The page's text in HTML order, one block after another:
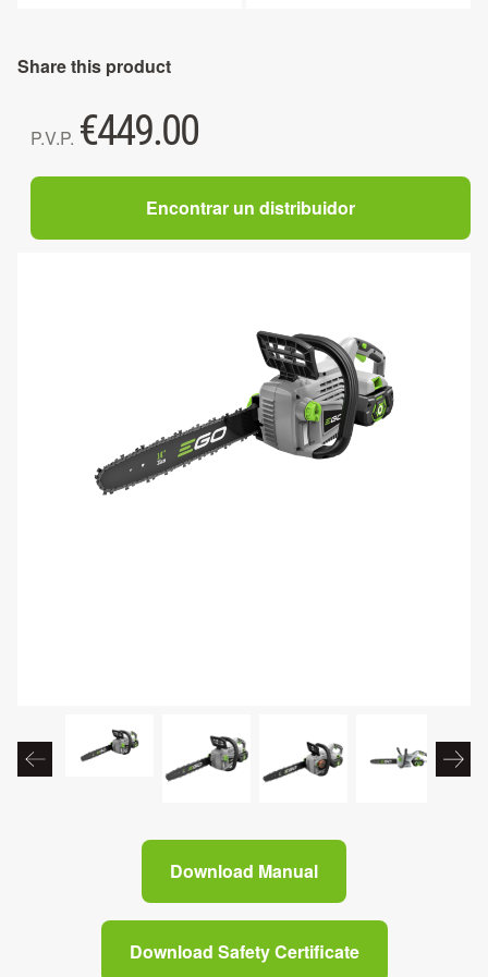
Download Manual
Download Safety Certificate
Share this product
P.V.P. €449.00
Encontrar un distribuidor